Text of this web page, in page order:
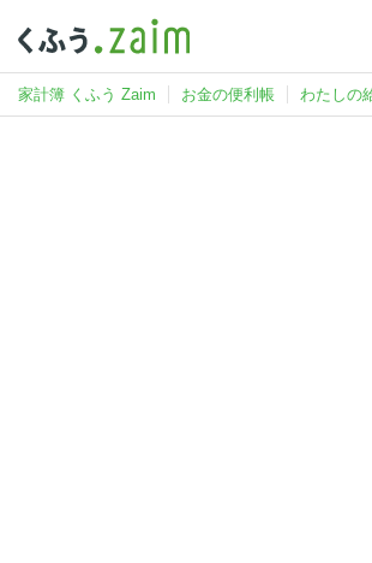
家計簿 くふう Zaim お金の便利帳 わたしの